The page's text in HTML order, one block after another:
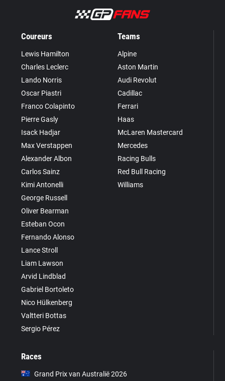
Coureurs
Lewis Hamilton
Charles Leclerc
Lando Norris
Oscar Piastri
Franco Colapinto
Pierre Gasly
Isack Hadjar
Max Verstappen
Alexander Albon
Carlos Sainz
Kimi Antonelli
George Russell
Oliver Bearman
Esteban Ocon
Fernando Alonso
Lance Stroll
Liam Lawson
Arvid Lindblad
Gabriel Bortoleto
Nico Hülkenberg
Valtteri Bottas
Sergio Pérez
Teams
Alpine
Aston Martin
Audi Revolut
Cadillac
Ferrari
Haas
McLaren Mastercard
Mercedes
Racing Bulls
Red Bull Racing
Williams
Races
Grand Prix van Australië 2026